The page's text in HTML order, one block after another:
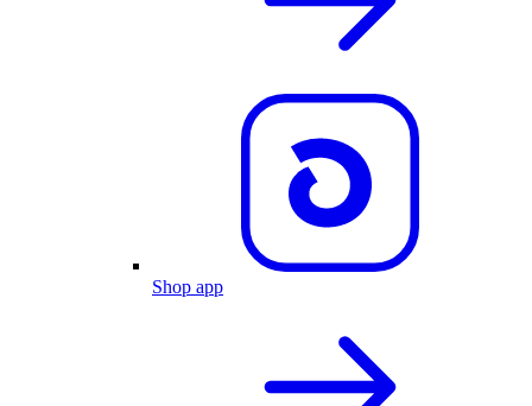
Shop app